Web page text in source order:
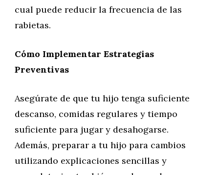
cual puede reducir la frecuencia de las
rabietas.
Cómo Implementar Estrategias
Preventivas
Asegúrate de que tu hijo tenga suficiente
descanso, comidas regulares y tiempo
suficiente para jugar y desahogarse.
Además, preparar a tu hijo para cambios
utilizando explicaciones sencillas y